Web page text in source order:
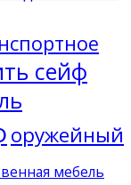
сейф
оружейный
мебель